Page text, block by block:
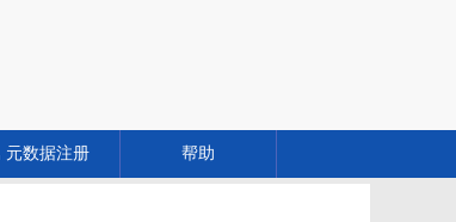
元数据注册 帮助